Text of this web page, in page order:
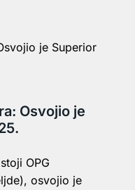
Osvojio je
OPG
osvojio je